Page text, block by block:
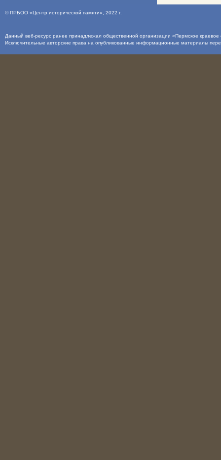
©ПРБОО «Центр исторической памяти» , 2022 г.
Данный веб-ресурс ранее принадлежал общественной организации «Пермское
Исключительные авторские права на опубликованные информационные материалы